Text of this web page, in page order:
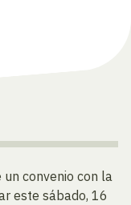
un convenio con la
este sábado, 16